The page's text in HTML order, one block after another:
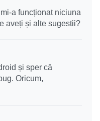
a funcționat niciuna
aveți și alte sugestii?
și sper că
Oricum,